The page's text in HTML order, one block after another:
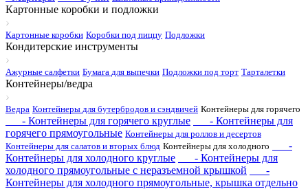
Картонные коробки и подложки
Картонные коробки Коробки под пиццу Подложки
Кондитерские инструменты
Ажурные салфетки Бумага для выпечки Подложки под торт Тарталетки
Контейнеры/ведра
Ведра Контейнеры для бутербродов и сэндвичей Контейнеры для горячего
- Контейнеры для горячего круглые
- Контейнеры для
горячего прямоугольные Контейнеры для роллов и десертов
Контейнеры для салатов и вторых блюд Контейнеры для холодного
-
Контейнеры для холодного круглые
- Контейнеры для
холодного прямоугольные с неразъемной крышкой
-
Контейнеры для холодного прямоугольные, крышка отдельно